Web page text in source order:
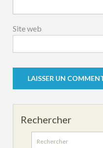
Site web
Rechercher
Search